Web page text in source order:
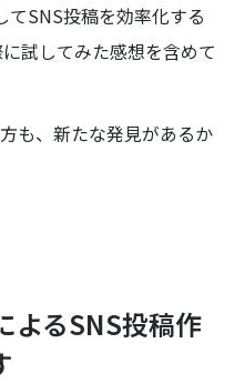
SNS投稿を効率化する
試してみた感想を含めて
も、新たな発見があるか
るSNS投稿作